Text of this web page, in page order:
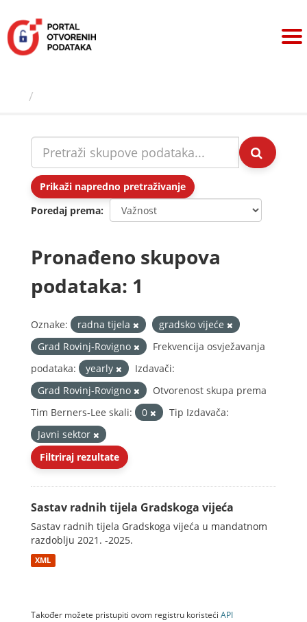
sadržaj
Prikaži napredno pretraživanje
Poredaj prema
Pronađeno skupova
podataka: 1
Oznake: radna tijela
gradsko vijeće
Grad Rovinj-Rovigno
Frekvencija osvježavanja
podataka:
yearly
Izdavači:
Grad Rovinj-Rovigno
Otvorenost skupa prema
Tim Berners-Lee skali:
0
Tip Izdavača:
Javni sektor
Filtriraj rezultate
Sastav radnih tijela Gradskoga vijeća
Sastav radnih tijela Gradskoga vijeća u mandatnom
razdoblju 2021. -2025.
XML
Također možete pristupiti ovom registru koristeći API